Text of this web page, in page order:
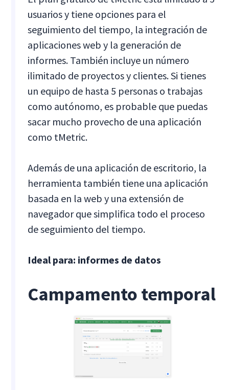
usuarios y tiene opciones para el
seguimiento del tiempo, la integración de
aplicaciones web y la generación de
informes. También incluye un número
ilimitado de proyectos y clientes. Si tienes
un equipo de hasta 5 personas o trabajas
como autónomo, es probable que puedas
sacar mucho provecho de una aplicación
como tMetric.
Además de una aplicación de escritorio, la
herramienta también tiene una aplicación
basada en la web y una extensión de
navegador que simplifica todo el proceso
de seguimiento del tiempo.
Ideal para: informes de datos
Campamento temporal